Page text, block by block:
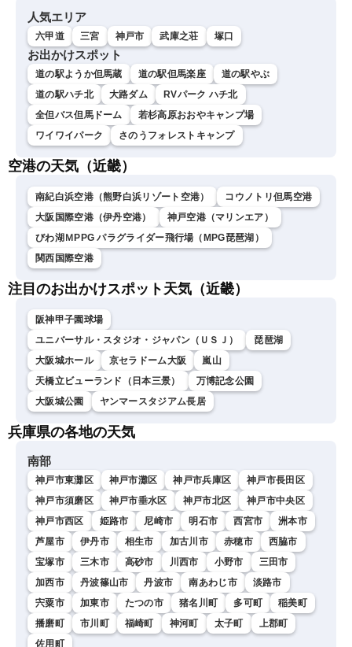
／山口剛央〉
人気エリア
六甲道 三宮 神戸市 武庫之荘 塚口
お出かけスポット
道の駅ようか但馬蔵 道の駅但馬楽座
道の駅やぶ
道の駅ハチ北
大路ダム
RVパーク ハチ北
全但バス但馬ドーム
若杉高原おおやキャンプ場
ワイワイパーク
さのうフォレストキャンプ
空港の天気（近畿）
南紀白浜空港（熊野白浜リゾート空港）
コウノトリ但馬空港
大阪国際空港（伊丹空港）
神戸空港（マリンエア）
びわ湖ＭPPG パラグライダー飛行場（MPG琵琶湖）
関西国際空港
注目のお出かけスポット天気（近畿）
阪神甲子園球場
ユニバーサル・スタジオ・ジャパン（ＵＳＪ）
琵琶湖
大阪城ホール
京セラドーム大阪
嵐山
天橋立ビューランド（日本三景）
万博記念公園
大阪城公園
ヤンマースタジアム長居
兵庫県の各地の天気
南部
神戸市東灘区 神戸市灘区 神戸市兵庫区
神戸市長田区
神戸市須磨区
神戸市垂水区 神戸市北区
神戸市中央区
神戸市西区
姫路市 尼崎市 明石市 西宮市
洲本市
芦屋市
伊丹市 相生市 加古川市 赤穂市
西脇市
宝塚市
三木市 高砂市 川西市 小野市
三田市
加西市
丹波篠山市 丹波市 南あわじ市
淡路市
宍粟市
加東市 たつの市 猪名川町 多可町
稲美町
播磨町
市川町 福崎町 神河町 太子町
上郡町
佐用町